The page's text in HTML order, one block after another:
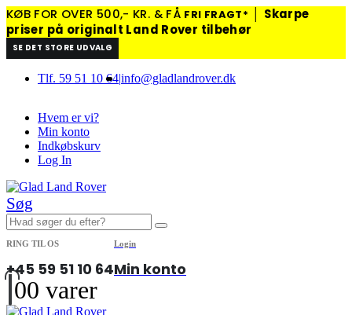
KØB FOR OVER 500,- KR. & FÅ FRI FRAGT*
Skarpe
priser på originalt Land Rover tilbehør
SE DET STORE UDVALG
Tlf. 59 51 10 64|info@gladlandrover.dk
Hvem er vi?
Min konto
Indkøbskurv
Log In
Søg
RING TIL OS
+45 59 51 10 64
Login
Min konto
00 varer